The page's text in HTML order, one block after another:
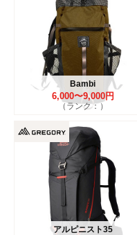
Bambi
6,000〜9,000円
（ランク：）
アルピニスト35